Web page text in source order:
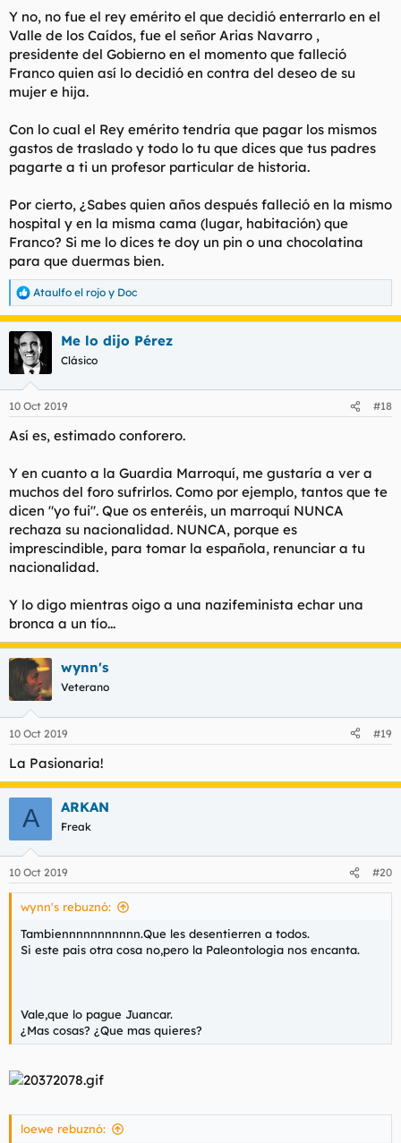
Y ya que el gobierno quiere memoria histórica y terminar con
todas las cosas que le achacan al irreductible africanista, que
quiten de en medio a los barbones, ya que fue Franco el que
los puso, y no se estan dejando los huevos por su defensa, ni
por España.
marroquí.
Y no, no fue el rey emérito el que decidió enterrarlo en el
Valle de los Caídos, fue el señor Arias Navarro ,
presidente del Gobierno en el momento que falleció
Franco quien así lo decidió en contra del deseo de su
mujer e hija.
Con lo cual el Rey emérito tendría que pagar los mismos
gastos de traslado y todo lo tu que dices que tus padres
pagarte a ti un profesor particular de historia.
Por cierto, ¿Sabes quien años después falleció en la mismo
hospital y en la misma cama (lugar, habitación) que
Franco? Si me lo dices te doy un pin o una chocolatina
para que duermas bien.
R
e
a
c
c
e
:
Ataulfo el rojo y Doc
Me lo dijo Pérez
Clásico
10 Oct 2019 #18
Así es, estimado conforero.
Y en cuanto a la Guardia Marroquí, me gustaría a ver a
muchos del foro sufrirlos. Como por ejemplo, tantos que te
dicen "yo fui". Que os enteréis, un marroquí NUNCA
rechaza su nacionalidad. NUNCA, porque es
imprescindible, para tomar la española, renunciar a tu
nacionalidad.
Y lo digo mientras oigo a una nazifeminista echar una
bronca a un tío...
wynn's
Veterano
10 Oct 2019 #19
La Pasionaria!
A ARKAN
Freak
10 Oct 2019 #20
wynn's rebuznó:
Tambiennnnnnnnnnn.Que les desentierren a todos.
Si este pais otra cosa no,pero la Paleontologia nos encanta.
Vale,que lo pague Juancar.
¿Mas cosas? ¿Que mas quieres?
loewe rebuznó: